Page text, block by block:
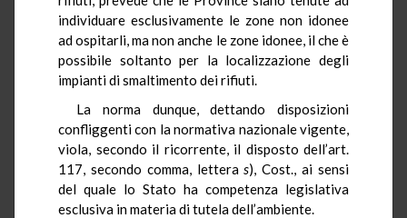
individuare esclusivamente le zone non idonee
ad ospitarli, ma non anche le zone idonee, il che è
possibile soltanto per la localizzazione degli
impianti di smaltimento dei rifiuti.
La norma dunque, dettando disposizioni
confliggenti con la normativa nazionale vigente,
viola, secondo il ricorrente, il disposto dell’art.
117, secondo comma, letteras), Cost., ai sensi
del quale lo Stato ha competenza legislativa
esclusiva in materia di tutela dell’ambiente.